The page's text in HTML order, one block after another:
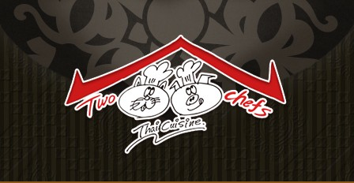
十三の本格タイ料理【tow
chefs】のオフィシャルブログ
十三の本格タイ料理【tow chefs】のオ
フィシャルブログ